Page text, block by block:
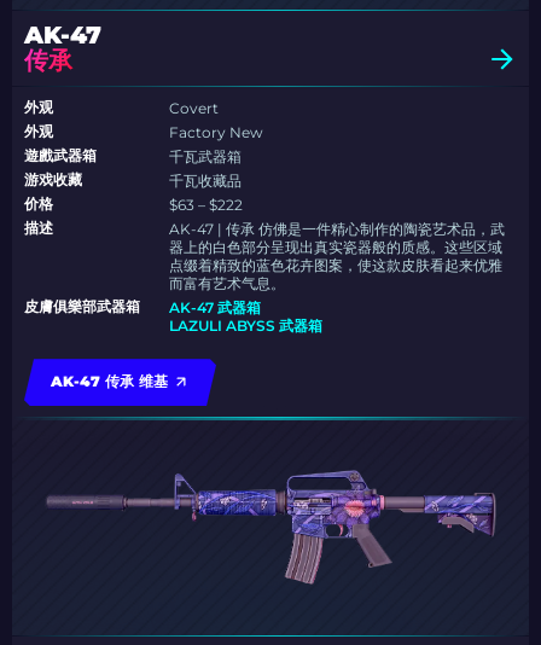
AK-47
传承
外观
Covert
外观
Factory New
遊戲武器箱
千瓦武器箱
游戏收藏
千瓦收藏品
价格
$63 – $222
描述
AK-47 | 传承 仿佛是一件精心制作的陶瓷艺术品，武
器上的白色部分呈现出真实瓷器般的质感。这些区域
点缀着精致的蓝色花卉图案，使这款皮肤看起来优雅
而富有艺术气息。
皮膚俱樂部武器箱
AK-47 武器箱
LAZULI ABYSS 武器箱
AK-47 传承 维基